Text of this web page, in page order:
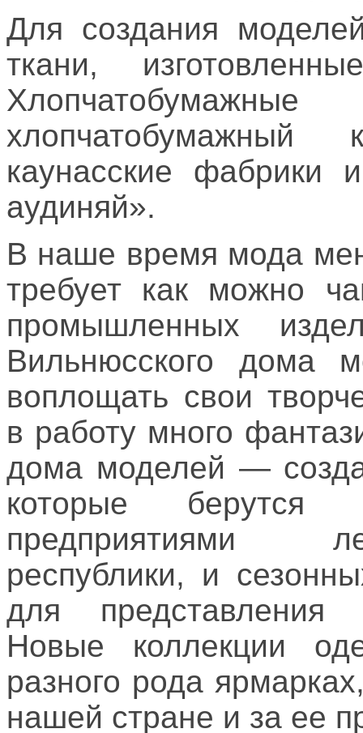
Для создания
ткани,
Хлопчатобумажные
каунасские
аудиняй».
В наше время мода
требует как можно
промышленных
Вильнюсского дома
воплощать свои
в работу много
дома моделей —
которые
предприятиями
республики, и
для представления
Новые коллекции
разного рода
нашей стране и за ее